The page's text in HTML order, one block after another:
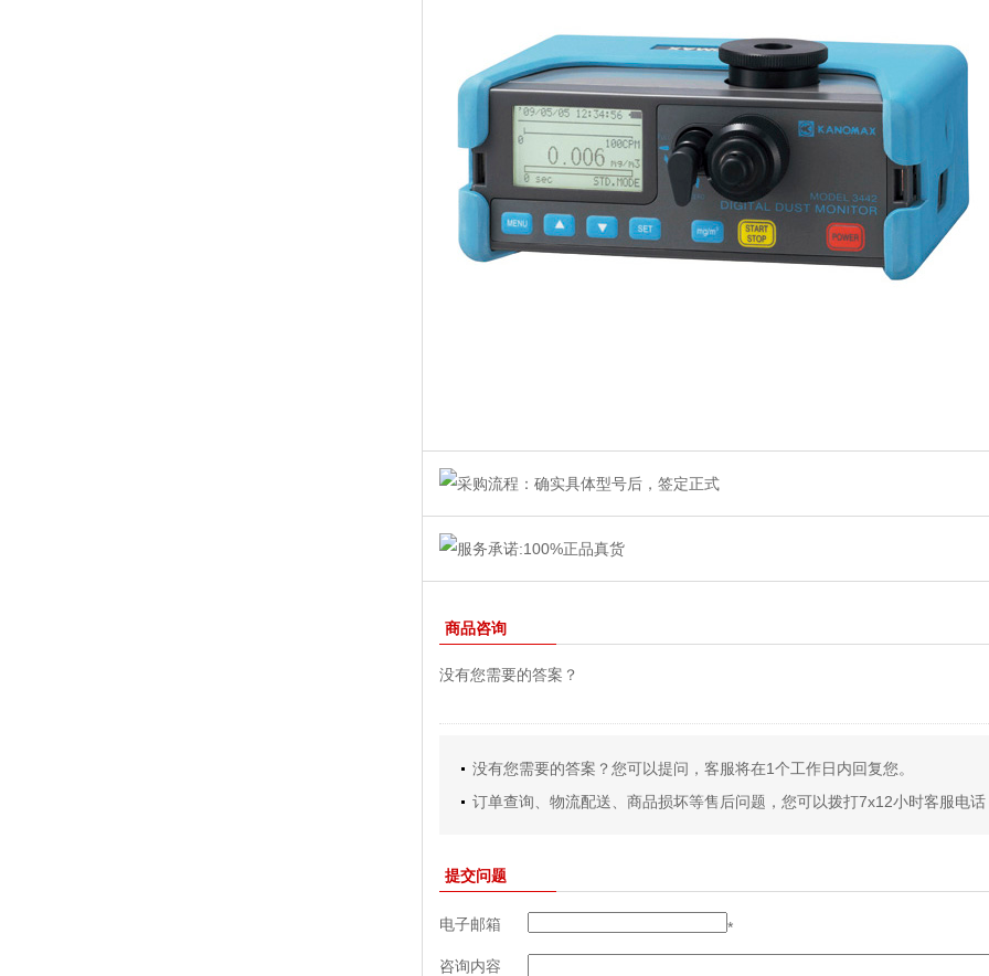
商品咨询
没有您需要的答案？
没有您需要的答案？您可以提问，客服将在1个工作日内回复您。
订单查询、物流配送、商品损坏等售后问题，您可以拨打7x12小时客服电话
提交问题
电子邮箱 *
咨询内容